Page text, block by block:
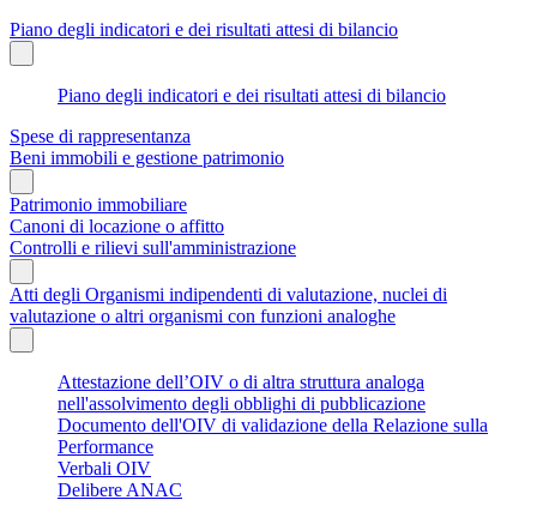
Piano degli indicatori e dei risultati attesi di bilancio
Piano degli indicatori e dei risultati attesi di bilancio
Spese di rappresentanza
Beni immobili e gestione patrimonio
Patrimonio immobiliare
Canoni di locazione o affitto
Controlli e rilievi sull'amministrazione
Atti degli Organismi indipendenti di valutazione, nuclei di
valutazione o altri organismi con funzioni analoghe
Attestazione dell’OIV o di altra struttura analoga
nell'assolvimento degli obblighi di pubblicazione
Documento dell'OIV di validazione della Relazione sulla
Performance
Verbali OIV
Delibere ANAC